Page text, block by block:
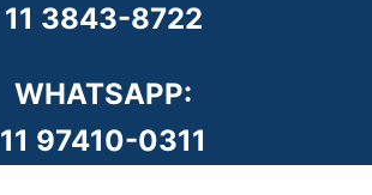
11 3843-8722
WHATSAPP:
11 97410-0311